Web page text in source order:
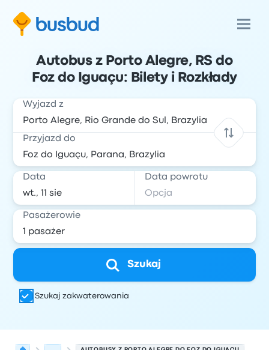
Autobus z Porto Alegre, RS do
Foz do Iguaçu: Bilety i Rozkłady
Wyjazd z
Przyjazd do
Data Data powrotu
Pasażerowie
Szukaj
Szukaj zakwaterowania